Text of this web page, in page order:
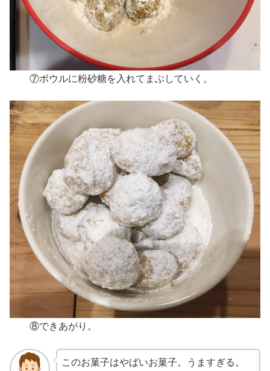
⑦ボウルに粉砂糖を入れてまぶしていく。
⑧できあがり。
このお菓子はやばいお菓子。うますぎる。